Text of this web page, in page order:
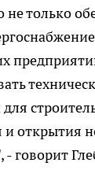
не только
и открытия
- говорит